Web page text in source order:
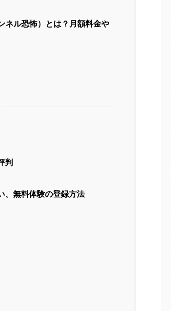
ル恐怖）とは？月額料金や
判
、無料体験の登録方法